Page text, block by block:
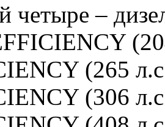
четыре –
(265
(306